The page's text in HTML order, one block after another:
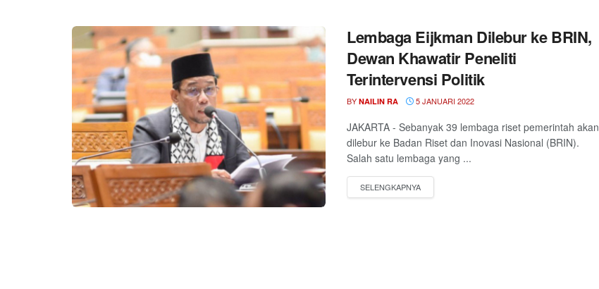
Lembaga Eijkman Dilebur ke BRIN,
Dewan Khawatir Peneliti
Terintervensi Politik
BY NAILIN RA 5 JANUARI 2022
JAKARTA - Sebanyak 39 lembaga riset pemerintah akan
dilebur ke Badan Riset dan Inovasi Nasional (BRIN).
Salah satu lembaga yang ...